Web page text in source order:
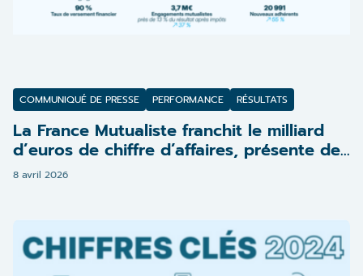
COMMUNIQUÉ DE PRESSE PERFORMANCE RÉSULTATS
La France Mutualiste franchit le milliard
d’euros de chiffre d’affaires, présente des
résultats 2025 solides et confirme une
8 avril 2026